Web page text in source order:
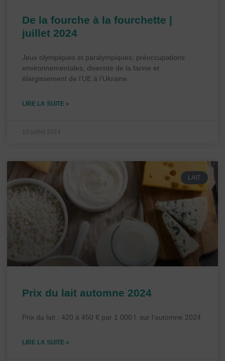
De la fourche à la fourchette |
juillet 2024
Jeux olympiques et paralympiques, préoccupations
environnementales, diversité de la farine et
élargissement de l’UE à l’Ukraine
LIRE LA SUITE »
10 juillet 2024
LAIT
Prix du lait automne 2024
Prix du lait : 420 à 450 € par 1 000 l. sur l’automne 2024
LIRE LA SUITE »